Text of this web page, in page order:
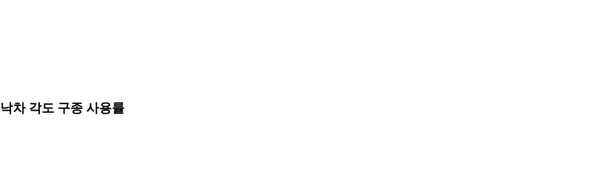
낙차 각도 구종 사용률